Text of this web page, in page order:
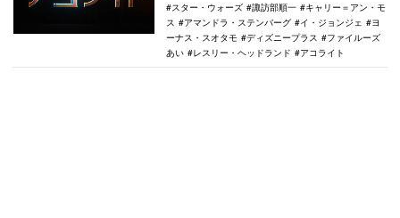
スター・ウォーズ
諏訪部順一
キャリー＝アン・モ
ス
アマンドラ・ステンバーグ イ・ジョンジェ
ヨ
ーナス・スオタモ
ディズニープラス
ファイルーズ
あい
レスリー・ヘッドランド アコライト